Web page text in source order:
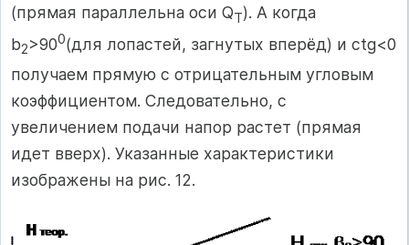
(прямая параллельна оси QT). А когда
b2>900(для лопастей, загнутых вперёд) и ctg<0
получаем прямую с отрицательным угловым
коэффициентом. Следовательно, с
увеличением подачи напор растет (прямая
идет вверх). Указанные характеристики
изображены на рис. 12.